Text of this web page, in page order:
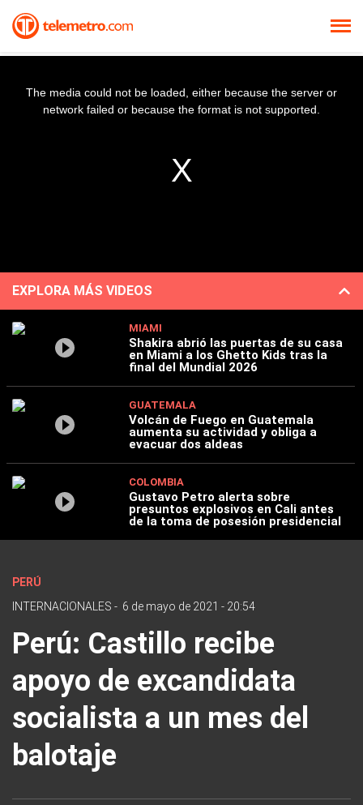
The media could not be loaded, either because the server or
network failed or because the format is not supported.
EXPLORA MÁS VIDEOS
MIAMI
Shakira abrió las puertas de su casa
en Miami a los Ghetto Kids tras la
final del Mundial 2026
GUATEMALA
Volcán de Fuego en Guatemala
aumenta su actividad y obliga a
evacuar dos aldeas
COLOMBIA
Gustavo Petro alerta sobre
presuntos explosivos en Cali antes
de la toma de posesión presidencial
PERÚ
INTERNACIONALES - 6 de mayo de 2021 - 20:54
Perú: Castillo recibe
apoyo de excandidata
socialista a un mes del
balotaje